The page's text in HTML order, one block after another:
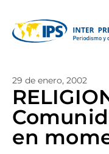
29 de enero, 2002
en